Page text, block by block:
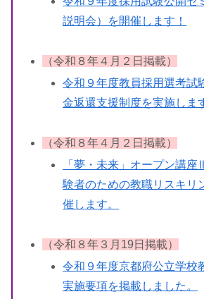
説明会）を開催します！
（令和８年４月２日掲載）
令和９年度教員採用選考試
金返還支援制度を実施しま
（令和８年４月２日掲載）
「夢・未来」オープン講
験者のための教職リスキリ
催します。
（令和８年３月19日掲載）
令和９年度京都府公立学校
実施要項を掲載しました。